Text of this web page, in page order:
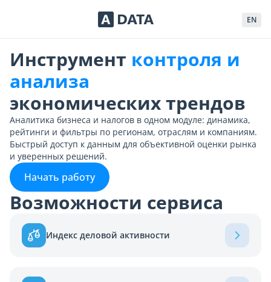
Сервисы Adata.kz EN
Инструмент контроля и
анализа
экономических трендов
Аналитика бизнеса и налогов в одном модуле: динамика,
рейтинги и фильтры по регионам, отраслям и компаниям.
Быстрый доступ к данным для объективной оценки рынка
и уверенных решений.
Начать работу
Возможности сервиса
Индекс деловой активности